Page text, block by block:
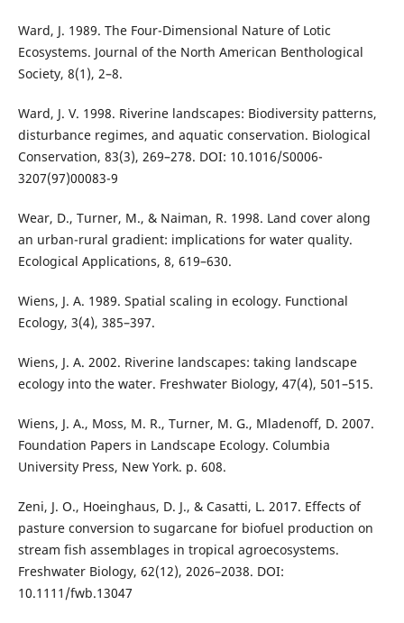
Ward, J. 1989. The Four-Dimensional Nature of Lotic
Ecosystems. Journal of the North American Benthological
Society, 8(1), 2–8.
Ward, J. V. 1998. Riverine landscapes: Biodiversity patterns,
disturbance regimes, and aquatic conservation. Biological
Conservation, 83(3), 269–278. DOI: 10.1016/S0006-
3207(97)00083-9
Wear, D., Turner, M., & Naiman, R. 1998. Land cover along
an urban-rural gradient: implications for water quality.
Ecological Applications, 8, 619–630.
Wiens, J. A. 1989. Spatial scaling in ecology. Functional
Ecology, 3(4), 385–397.
Wiens, J. A. 2002. Riverine landscapes: taking landscape
ecology into the water. Freshwater Biology, 47(4), 501–515.
Wiens, J. A., Moss, M. R., Turner, M. G., Mladenoff, D. 2007.
Foundation Papers in Landscape Ecology. Columbia
University Press, New York. p. 608.
Zeni, J. O., Hoeinghaus, D. J., & Casatti, L. 2017. Effects of
pasture conversion to sugarcane for biofuel production on
stream fish assemblages in tropical agroecosystems.
Freshwater Biology, 62(12), 2026–2038. DOI:
10.1111/fwb.13047